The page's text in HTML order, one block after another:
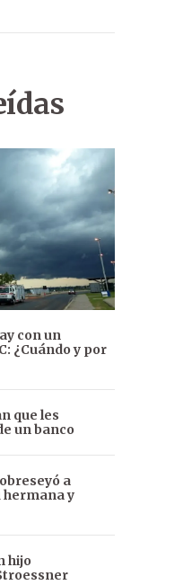
con un
¿Cuándo y por
que les
un banco
a
hermana y
hijo